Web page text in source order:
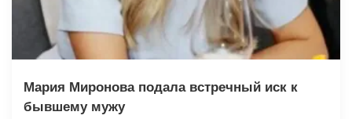
Мария Миронова подала встречный иск к
бывшему мужу